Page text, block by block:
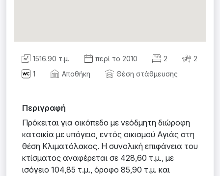
1516.90 τ.μ. περί το 2010 2
2
1
Αποθήκη Θέση στάθμευσης
Περιγραφή
Πρόκειται για οικόπεδο με νεόδμητη διώροφη
κατοικία με υπόγειο, εντός οικισμού Αγιάς στη
θέση Κλιματόλακος. Η συνολική επιφάνεια του
κτίσματος αναφέρεται σε 428,60 τ.μ., με
ισόγειο 104,85 τ.μ., όροφο 85,90 τ.μ. και